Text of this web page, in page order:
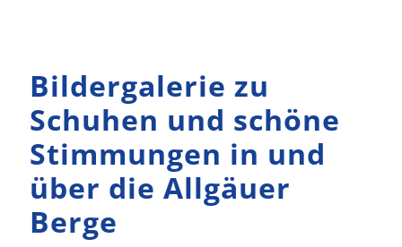
Bildergalerie zu
Schuhen und schöne
Stimmungen in und
über die Allgäuer
Berge